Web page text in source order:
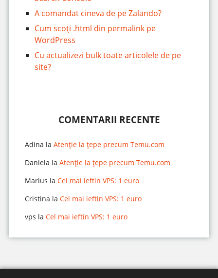
A comandat cineva de pe Zalando?
Cum scoți .html din permalink pe
WordPress
Cu actualizezi bulk toate articolele de pe
site?
COMENTARII RECENTE
Adina la Atenție la țepe precum Temu.com
Daniela la Atenție la țepe precum Temu.com
Marius la Cel mai ieftin VPS: 1 euro
Cristina la Cel mai ieftin VPS: 1 euro
vps la Cel mai ieftin VPS: 1 euro